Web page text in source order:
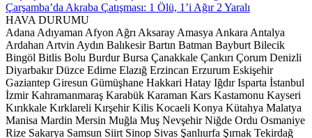
Çarşamba’da Akraba Çatışması: 1 Ölü, 1’i Ağır 2 Yaralı
HAVA DURUMU
Adana Adıyaman Afyon Ağrı Aksaray Amasya Ankara Antalya
Ardahan Artvin Aydın Balıkesir Bartın Batman Bayburt Bilecik
Bingöl Bitlis Bolu Burdur Bursa Çanakkale Çankırı Çorum Denizli
Diyarbakır Düzce Edirne Elazığ Erzincan Erzurum Eskişehir
Gaziantep Giresun Gümüşhane Hakkari Hatay Iğdır Isparta İstanbul
İzmir Kahramanmaraş Karabük Karaman Kars Kastamonu Kayseri
Kırıkkale Kırklareli Kırşehir Kilis Kocaeli Konya Kütahya Malatya
Manisa Mardin Mersin Muğla Muş Nevşehir Niğde Ordu Osmaniye
Rize Sakarya Samsun Siirt Sinop Sivas Şanlıurfa Şırnak Tekirdağ